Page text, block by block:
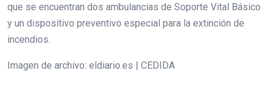
que se encuentran dos ambulancias de Soporte Vital Básico
y un dispositivo preventivo especial para la extinción de
incendios.
Imagen de archivo: eldiario.es | CEDIDA